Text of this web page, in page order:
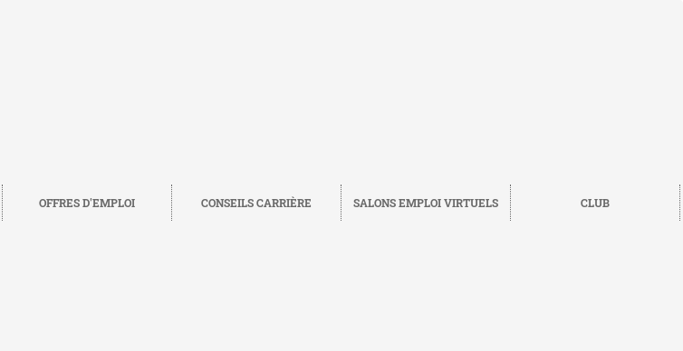
OFFRES D'EMPLOI CONSEILS CARRIÈRE SALONS EMPLOI VIRTUELS CLUB